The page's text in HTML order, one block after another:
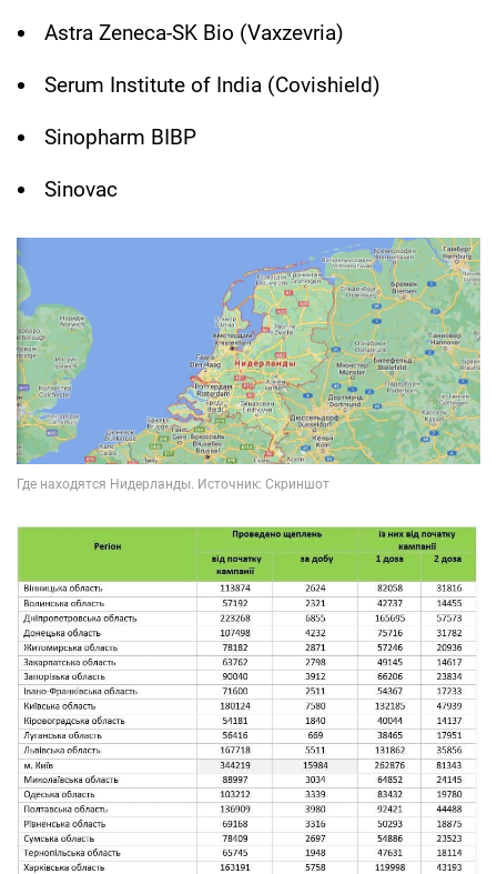
Astra Zeneca-SK Bio (Vaxzevria)
Serum Institute of India (Covishield)
Sinopharm BIBP
Sinovac